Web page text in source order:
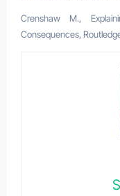
Crenshaw M.,
Consequences,